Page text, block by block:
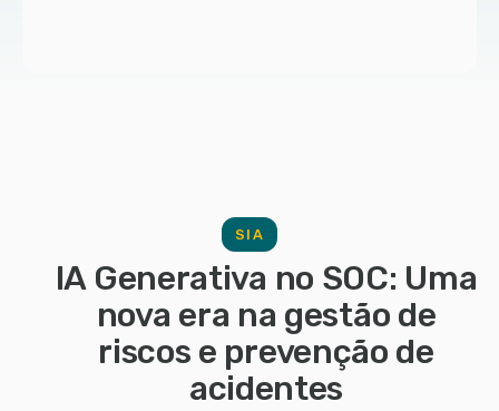
SIA
IA Generativa no SOC: Uma
nova era na gestão de
riscos e prevenção de
acidentes